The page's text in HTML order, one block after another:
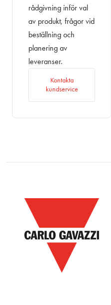
rådgivning inför val
av produkt, frågor vid
beställning och
planering av
leveranser.
Kontakta
kundservice